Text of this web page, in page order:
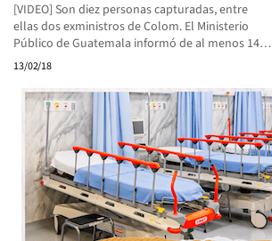
[VIDEO] Son diez personas capturadas, entre
ellas dos exministros de Colom. El Ministerio
Público de Guatemala informó de al menos 14…
13/02/18